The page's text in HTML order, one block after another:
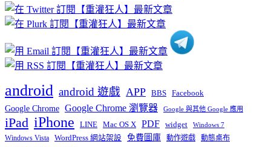
分
類
android android 遊戲 APP BBS Facebook
Google Chrome Google Chrome 瀏覽器 Google 與其他 Google 應用
iPad iPhone LINE Mac OS X PDF widget Windows 7
Windows Vista WordPress 網站架設 免費圖庫 動作遊戲 動態桌布